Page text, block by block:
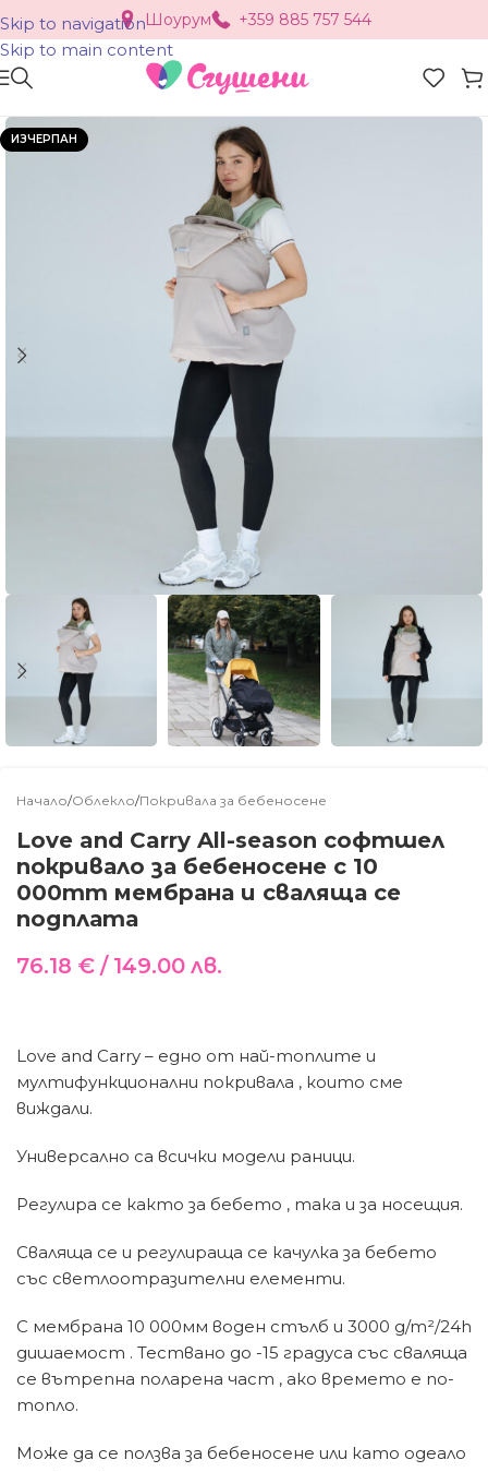
Skip to navigation
Skip to main content
Шоурум +359 885 757 544
ИЗЧЕРПАН
Начало/Облекло/Покривала за бебеносене
Love and Carry All-season софтшел
покривало за бебеносене с 10
000mm мембрана и сваляща се
подплата
76.18 € / 149.00 лв.
Love and Carry – едно от най-топлите и
мултифункционални покривала , които сме
виждали.
Универсално са всички модели раници.
Регулира се както за бебето , така и за носещия.
Сваляща се и регулираща се качулка за бебето
със светлоотразителни елементи.
С мембрана 10 000мм воден стълб и 3000 g/m²/24h
дишаемост . Тествано до -15 градуса със сваляща
се вътрепна поларена част , ако времето е по-
топло.
Може да се ползва за бебеносене или като одеало